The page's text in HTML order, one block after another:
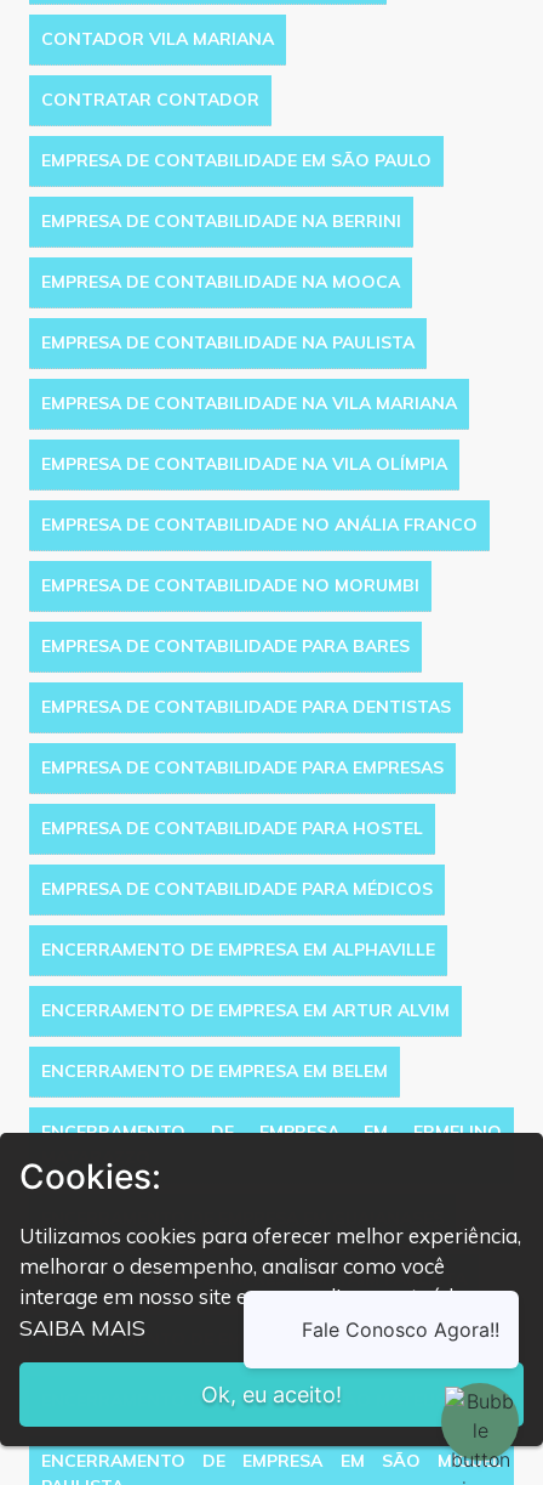
CONTADOR VILA MARIANA
CONTRATAR CONTADOR
EMPRESA DE CONTABILIDADE EM SÃO PAULO
EMPRESA DE CONTABILIDADE NA BERRINI
EMPRESA DE CONTABILIDADE NA MOOCA
EMPRESA DE CONTABILIDADE NA PAULISTA
EMPRESA DE CONTABILIDADE NA VILA MARIANA
EMPRESA DE CONTABILIDADE NA VILA OLÍMPIA
EMPRESA DE CONTABILIDADE NO ANÁLIA FRANCO
EMPRESA DE CONTABILIDADE NO MORUMBI
EMPRESA DE CONTABILIDADE PARA BARES
EMPRESA DE CONTABILIDADE PARA DENTISTAS
EMPRESA DE CONTABILIDADE PARA EMPRESAS
EMPRESA DE CONTABILIDADE PARA HOSTEL
EMPRESA DE CONTABILIDADE PARA MÉDICOS
ENCERRAMENTO DE EMPRESA EM ALPHAVILLE
ENCERRAMENTO DE EMPRESA EM ARTUR ALVIM
ENCERRAMENTO DE EMPRESA EM BELEM
ENCERRAMENTO DE EMPRESA EM ERMELINO
MATARAZZO
ENCERRAMENTO DE EMPRESA EM ITAIM PAULISTA
ENCERRAMENTO DE EMPRESA EM ITAQUERA
ENCERRAMENTO DE EMPRESA EM SÃO MATEUS
ENCERRAMENTO DE EMPRESA EM SÃO MIGUEL
Cookies:
Utilizamos cookies para oferecer melhor experiência,
melhorar o desempenho, analisar como você
interage em nosso site e personalizar conteúdo.
SAIBA MAIS
Ok, eu aceito!